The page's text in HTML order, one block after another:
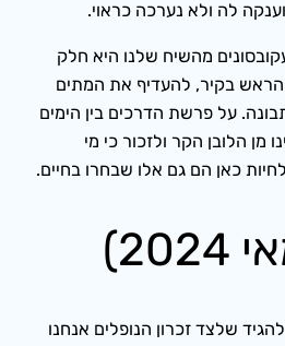
לה ולא נערכה כראוי.
מהשיח שלנו היא חלק
בקיר, להעדיף את המתים
על פרשת הדרכים בין הימים
מן הלובן הקר ולזכור כי מי
כאן הם גם אלו שבחרו בחיים.
שלצד זכרון הנופלים אנחנו